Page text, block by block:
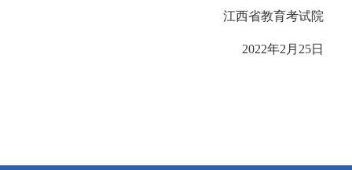
江西省教育考试院
2022年2月25日